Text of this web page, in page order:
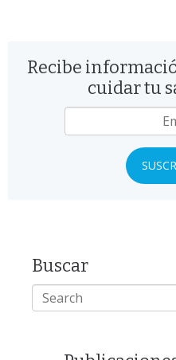
Recibe
cuidar tu
Buscar